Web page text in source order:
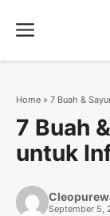
Menu
Home » 7 Buah &
7 Buah
untuk
September 5,